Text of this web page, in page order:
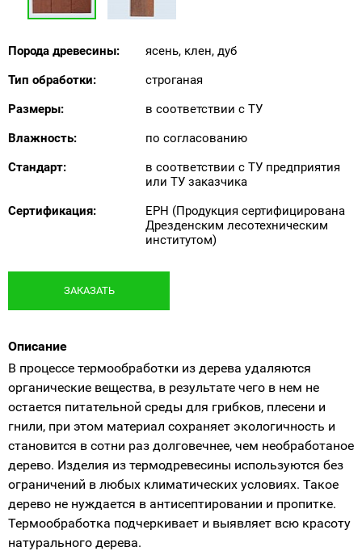
Порода древесины:
ясень, клен, дуб
Тип обработки:
строганая
Размеры:
в соответствии с ТУ
Влажность:
по согласованию
Стандарт:
в соответствии с ТУ предприятия
или ТУ заказчика
Сертификация:
EPH (Продукция сертифицирована
Дрезденским лесотехническим
институтом)
ЗАКАЗАТЬ
Описание
В процессе термообработки из дерева удаляются
органические вещества, в результате чего в нем не
остается питательной среды для грибков, плесени и
гнили, при этом материал сохраняет экологичность и
становится в сотни раз долговечнее, чем необработаное
дерево. Изделия из термодревесины используются без
ограничений в любых климатических условиях. Такое
дерево не нуждается в антисептировании и пропитке.
Термообработка подчеркивает и выявляет всю красоту
натурального дерева.